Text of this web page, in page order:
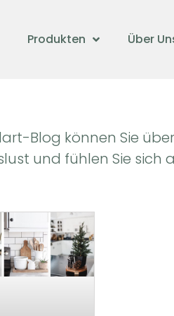
Produkten Über
Blog können Sie
und fühlen Sie sich